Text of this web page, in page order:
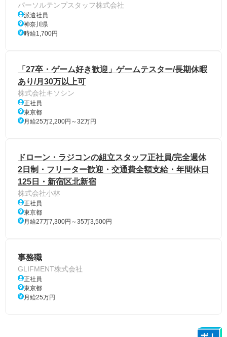
パーソルテンプスタッフ株式会社
派遣社員
神奈川県
時給1,700円
「27卒・ゲーム好き歓迎」ゲームテスター/長期休暇
あり/月30万以上可
株式会社キソシン
正社員
東京都
月給25万2,200円～32万円
ドローン・ラジコンの組立スタッフ正社員/完全週休
2日制・フリーター歓迎・交通費全額支給・年間休日
125日・新宿区北新宿
株式会社小林
正社員
東京都
月給27万7,300円～35万3,500円
事務職
GLIFMENT株式会社
正社員
東京都
月給25万円